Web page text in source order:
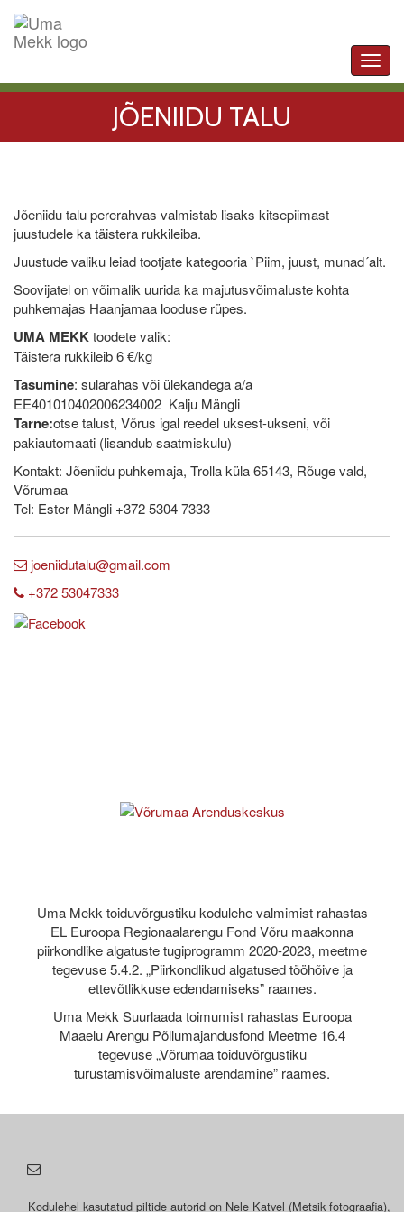
JÕENIIDU TALU
Jõeniidu talu pererahvas valmistab lisaks kitsepiimast
juustudele ka täistera rukkileiba.
Juustude valiku leiad tootjate kategooria `Piim, juust, munad´alt.
Soovijatel on võimalik uurida ka majutusvõimaluste kohta
puhkemajas Haanjamaa looduse rüpes.
UMA MEKKtoodete valik:
Täistera rukkileib 6 €/kg
Tasumine: sularahas või ülekandega a/a
EE401010402006234002 Kalju Mängli
Tarne:otse talust, Võrus igal reedel uksest-ukseni, või
pakiautomaati (lisandub saatmiskulu)
Kontakt: Jõeniidu puhkemaja, Trolla küla 65143, Rõuge vald,
Võrumaa
Tel: Ester Mängli +372 5304 7333
joeniidutalu@gmail.com
+372 53047333
Uma Mekk toiduvõrgustiku kodulehe valmimist rahastas
EL Euroopa Regionaalarengu Fond Võru maakonna
piirkondlike algatuste tugiprogramm 2020-2023, meetme
tegevuse 5.4.2. „Piirkondlikud algatused tööhõive ja
ettevõtlikkuse edendamiseks” raames.
Uma Mekk Suurlaada toimumist rahastas Euroopa
Maaelu Arengu Põllumajandusfond Meetme 16.4
tegevuse „Võrumaa toiduvõrgustiku
turustamisvõimaluste arendamine” raames.
Kodulehel kasutatud piltide autorid on Nele Katvel (Metsik fotograafia),